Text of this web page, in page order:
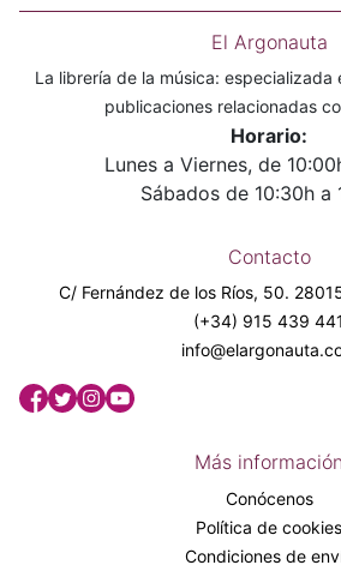
El Argonauta
La librería de la música:
publicaciones relacionadas
Horario:
Lunes a Viernes, de
Sábados de 10:30h a
Contacto
C/ Fernández de los Ríos, 50.
(+34) 915 439 441
Más información
Conócenos
Política de cookies
Condiciones de